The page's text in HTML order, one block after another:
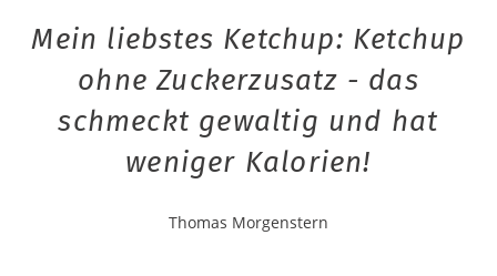
Mein liebstes Ketchup: Ketchup
ohne Zuckerzusatz - das
schmeckt gewaltig und hat
weniger Kalorien!
Thomas Morgenstern